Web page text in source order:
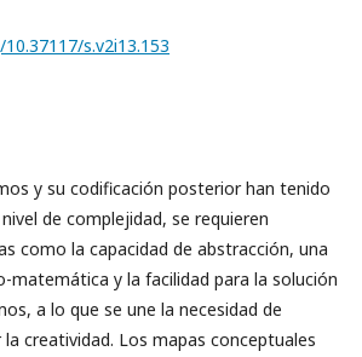
s.v2i13.153
y su codificación posterior han tenido
de complejidad, se requieren
como la capacidad de abstracción, una
matemática y la facilidad para la solución
a lo que se une la necesidad de
creatividad. Los mapas conceptuales